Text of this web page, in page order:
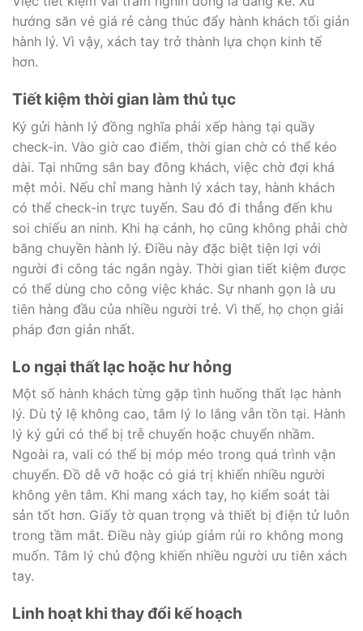
hướng săn vé giá rẻ càng thúc đẩy hành khách tối giản
hành lý. Vì vậy, xách tay trở thành lựa chọn kinh tế
hơn.
Tiết kiệm thời gian làm thủ tục
Ký gửi hành lý đồng nghĩa phải xếp hàng tại quầy
check-in. Vào giờ cao điểm, thời gian chờ có thể kéo
dài. Tại những sân bay đông khách, việc chờ đợi khá
mệt mỏi. Nếu chỉ mang hành lý xách tay, hành khách
có thể check-in trực tuyến. Sau đó đi thẳng đến khu
soi chiếu an ninh. Khi hạ cánh, họ cũng không phải chờ
băng chuyền hành lý. Điều này đặc biệt tiện lợi với
người đi công tác ngắn ngày. Thời gian tiết kiệm được
có thể dùng cho công việc khác. Sự nhanh gọn là ưu
tiên hàng đầu của nhiều người trẻ. Vì thế, họ chọn giải
pháp đơn giản nhất.
Lo ngại thất lạc hoặc hư hỏng
Một số hành khách từng gặp tình huống thất lạc hành
lý. Dù tỷ lệ không cao, tâm lý lo lắng vẫn tồn tại. Hành
lý ký gửi có thể bị trễ chuyến hoặc chuyển nhầm.
Ngoài ra, vali có thể bị móp méo trong quá trình vận
chuyển. Đồ dễ vỡ hoặc có giá trị khiến nhiều người
không yên tâm. Khi mang xách tay, họ kiểm soát tài
sản tốt hơn. Giấy tờ quan trọng và thiết bị điện tử luôn
trong tầm mắt. Điều này giúp giảm rủi ro không mong
muốn. Tâm lý chủ động khiến nhiều người ưu tiên xách
tay.
Linh hoạt khi thay đổi kế hoạch